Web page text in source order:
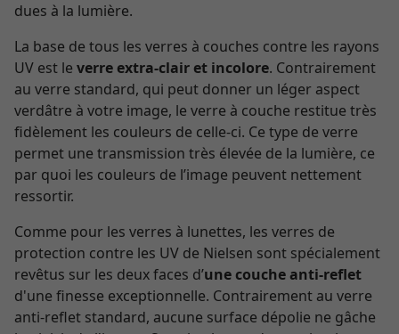
dues à la lumière.
La base de tous les verres à couches contre les rayons
UV est le verre extra-clair et incolore. Contrairement
au verre standard, qui peut donner un léger aspect
verdâtre à votre image, le verre à couche restitue très
fidèlement les couleurs de celle-ci. Ce type de verre
permet une transmission très élevée de la lumière, ce
par quoi les couleurs de l’image peuvent nettement
ressortir.
Comme pour les verres à lunettes, les verres de
protection contre les UV de Nielsen sont spécialement
revêtus sur les deux faces d’une couche anti-reflet
d'une finesse exceptionnelle. Contrairement au verre
anti-reflet standard, aucune surface dépolie ne gâche